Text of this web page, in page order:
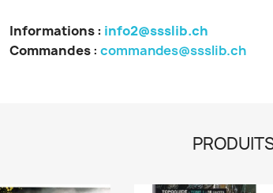
Informations : info2@ssslib.ch
Commandes: commandes@ssslib.ch